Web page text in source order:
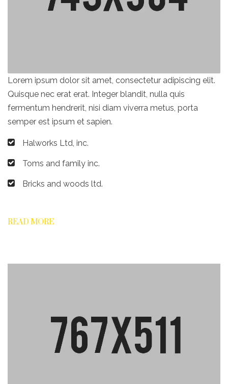
Lorem ipsum dolor sit amet, consectetur adipiscing elit.
Quisque nec erat erat. Integer blandit, nulla quis
fermentum hendrerit, nisi diam viverra metus, porta
semper est ipsum et sapien.
Halworks Ltd, inc.
Toms and family inc.
Bricks and woods ltd.
READ MORE